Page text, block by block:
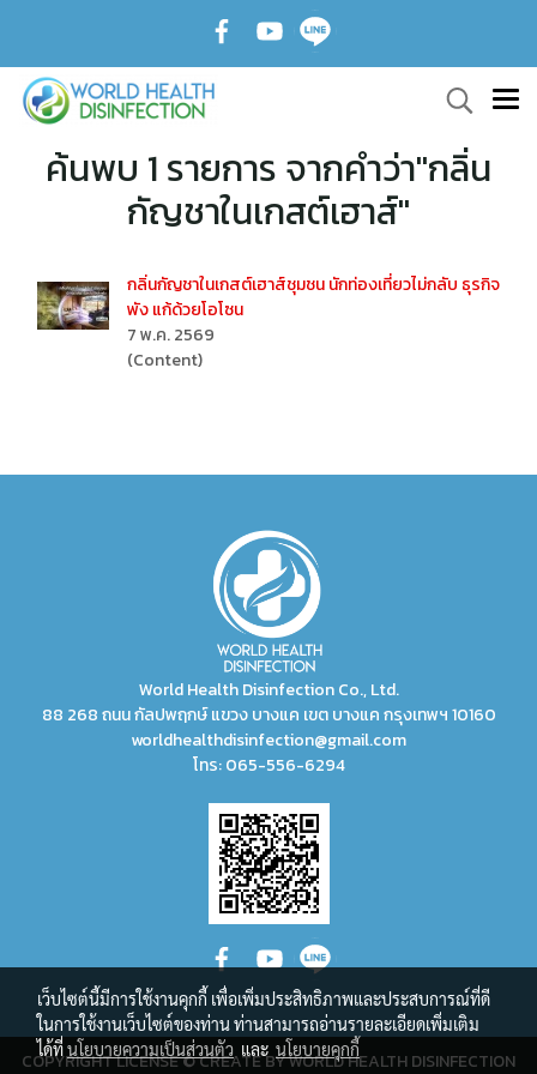
ค้นพบ 1 รายการ จากคำว่า"กลิ่น
กัญชาในเกสต์เฮาส์"
กลิ่นกัญชาในเกสต์เฮาส์ชุมชน นักท่องเที่ยวไม่กลับ ธุรกิจ
พัง แก้ด้วยโอโซน
7 พ.ค. 2569
(Content)
World Health Disinfection Co., Ltd.
88 268 ถนน กัลปพฤกษ์ แขวง บางแค เขต บางแค กรุงเทพฯ 10160
worldhealthdisinfection@gmail.com
โทร:065-556-6294
COPYRIGHT LICENSE © CREATE BY WORLD HEALTH DISINFECTION
เว็บไซต์นี้มีการใช้งานคุกกี้ เพื่อเพิ่มประสิทธิภาพและประสบการณ์ที่ดี
ในการใช้งานเว็บไซต์ของท่าน ท่านสามารถอ่านรายละเอียดเพิ่มเติม
ได้ที่นโยบายความเป็นส่วนตัว และ นโยบายคุกกี้